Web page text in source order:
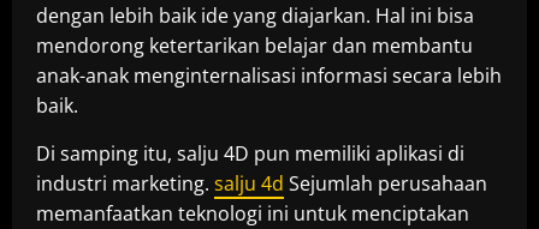
dengan lebih baik ide yang diajarkan. Hal ini bisa
mendorong ketertarikan belajar dan membantu
anak-anak menginternalisasi informasi secara lebih
baik.
Di samping itu, salju 4D pun memiliki aplikasi di
industri marketing. salju 4d Sejumlah perusahaan
memanfaatkan teknologi ini untuk menciptakan